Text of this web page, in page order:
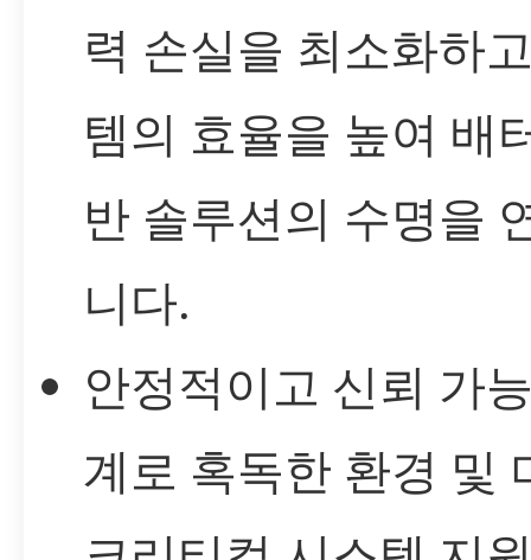
력 손실을 최소화하
템의 효율을 높여 배
반 솔루션의 수명을
니다.
안정적이고 신뢰 가
계로 혹독한 환경 및